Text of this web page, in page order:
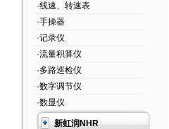
·线速、转速表
·手操器
·记录仪
·流量积算仪
·多路巡检仪
·数字调节仪
·数显仪
新虹润NHR